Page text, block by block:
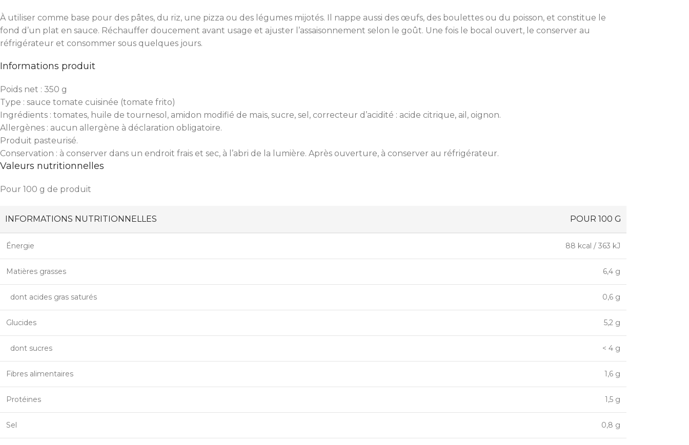
À utiliser comme base pour des pâtes, du riz, une pizza ou des légumes mijotés. Il nappe aussi des œufs, des boulettes ou du poisson, et constitue le
fond d’un plat en sauce. Réchauffer doucement avant usage et ajuster l’assaisonnement selon le goût. Une fois le bocal ouvert, le conserver au
réfrigérateur et consommer sous quelques jours.
Informations produit
Poids net : 350 g
Type : sauce tomate cuisinée (tomate frito)
Ingrédients : tomates, huile de tournesol, amidon modifié de maïs, sucre, sel, correcteur d’acidité : acide citrique, ail, oignon.
Allergènes : aucun allergène à déclaration obligatoire.
Produit pasteurisé.
Conservation : à conserver dans un endroit frais et sec, à l’abri de la lumière. Après ouverture, à conserver au réfrigérateur.
Valeurs nutritionnelles
Pour 100 g de produit
INFORMATIONS NUTRITIONNELLES POUR 100 G
Énergie 88 kcal / 363 kJ
Matières grasses 6,4 g
dont acides gras saturés 0,6 g
Glucides 5,2 g
dont sucres < 4 g
Fibres alimentaires 1,6 g
Protéines 1,5 g
Sel 0,8 g